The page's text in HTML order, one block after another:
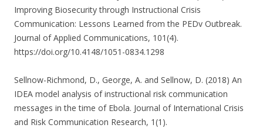
Improving Biosecurity through Instructional Crisis
Communication: Lessons Learned from the PEDv Outbreak.
Journal of Applied Communications, 101(4).
https://doi.org/10.4148/1051-0834.1298
Sellnow-Richmond, D., George, A. and Sellnow, D. (2018) An
IDEA model analysis of instructional risk communication
messages in the time of Ebola. Journal of International Crisis
and Risk Communication Research, 1(1).